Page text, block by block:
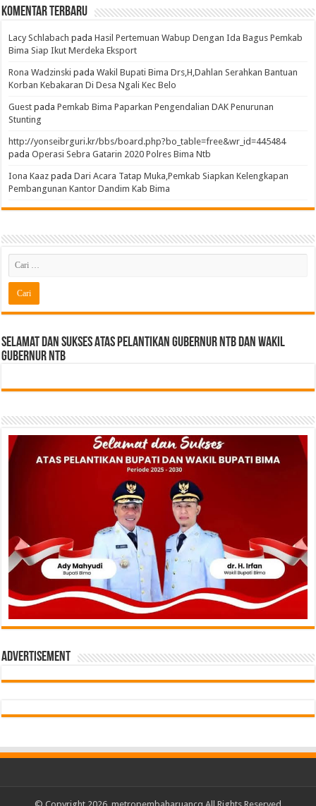
Komentar Terbaru
Lacy Schlabach padaHasil Pertemuan Wabup Dengan Ida Bagus Pemkab
Bima Siap Ikut Merdeka Eksport
Rona Wadzinski padaWakil Bupati Bima Drs,H,Dahlan Serahkan Bantuan
Korban Kebakaran Di Desa Ngali Kec Belo
Guest padaPemkab Bima Paparkan Pengendalian DAK Penurunan
Stunting
http://yonseibrguri.kr/bbs/board.php?bo_table=free&wr_id=445484
padaOperasi Sebra Gatarin 2020 Polres Bima Ntb
Iona Kaaz padaDari Acara Tatap Muka,Pemkab Siapkan Kelengkapan
Pembangunan Kantor Dandim Kab Bima
Selamat dan sukses Atas pelantikan Gubernur NTB Dan Wakil
gubernur NTB
Advertisement